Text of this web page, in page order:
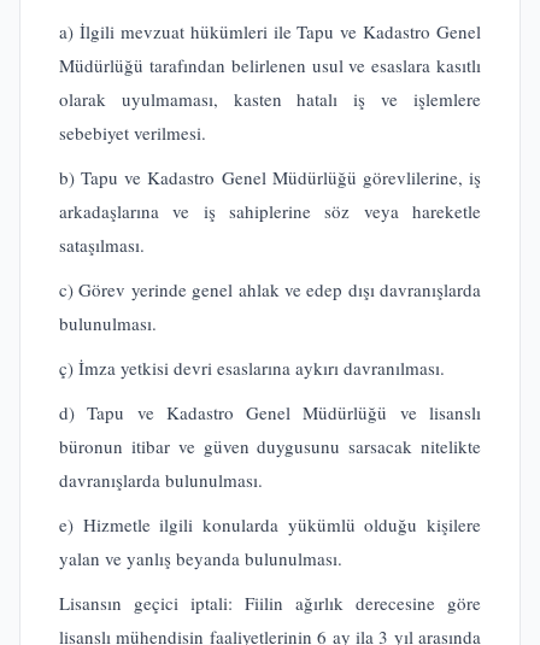
a) İlgili mevzuat hükümleri ile Tapu ve Kadastro Genel
Müdürlüğü tarafından belirlenen usul ve esaslara kasıtlı
olarak uyulmaması, kasten hatalı iş ve işlemlere
sebebiyet verilmesi.
b) Tapu ve Kadastro Genel Müdürlüğü görevlilerine, iş
arkadaşlarına ve iş sahiplerine söz veya hareketle
sataşılması.
c) Görev yerinde genel ahlak ve edep dışı davranışlarda
bulunulması.
ç) İmza yetkisi devri esaslarına aykırı davranılması.
d) Tapu ve Kadastro Genel Müdürlüğü ve lisanslı
büronun itibar ve güven duygusunu sarsacak nitelikte
davranışlarda bulunulması.
e) Hizmetle ilgili konularda yükümlü olduğu kişilere
yalan ve yanlış beyanda bulunulması.
Lisansın geçici iptali: Fiilin ağırlık derecesine göre
lisanslı mühendisin faaliyetlerinin 6 ay ila 3 yıl arasında